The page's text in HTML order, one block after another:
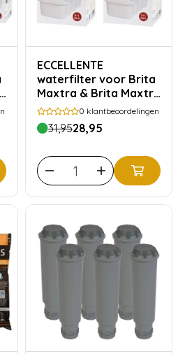
ECCELLENTE
waterfilter voor Brita
Maxtra & Brita Maxtra
Pro - 8 stuks
voordeelverpakking
0 klantbeoordelingen
31,9528,95